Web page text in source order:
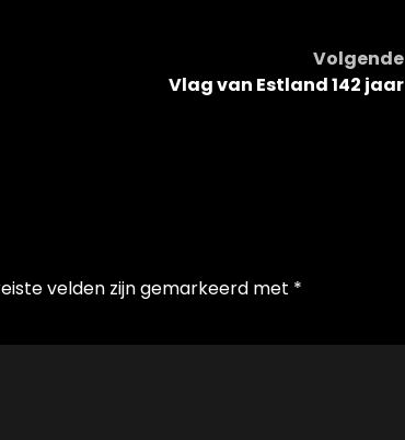
Volgende
Vlag van Estland 142 jaar
velden zijn gemarkeerd met *